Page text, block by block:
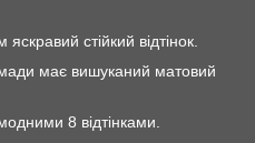
стійкий відтінок.
має вишуканий матовий
8 відтінками.